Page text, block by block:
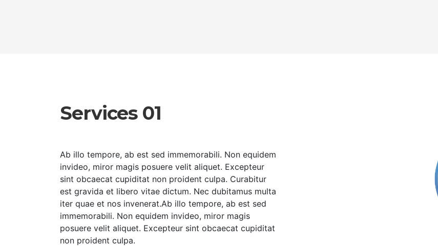
Services 01
Ab illo tempore, ab est sed immemorabili. Non equidem
invideo, miror magis posuere velit aliquet. Excepteur
sint obcaecat cupiditat non proident culpa. Curabitur
est gravida et libero vitae dictum. Nec dubitamus multa
iter quae et nos invenerat.Ab illo tempore, ab est sed
immemorabili. Non equidem invideo, miror magis
posuere velit aliquet. Excepteur sint obcaecat cupiditat
non proident culpa.